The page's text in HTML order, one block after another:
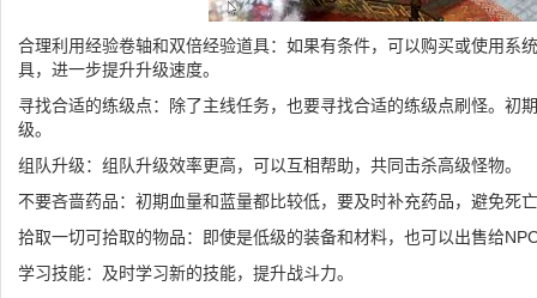
合理利用经验卷轴和双倍经验道具：如果有条件，可以购买或使用系
具，进一步提升升级速度。
寻找合适的练级点：除了主线任务，也要寻找合适的练级点刷怪。初
级。
组队升级：组队升级效率更高，可以互相帮助，共同击杀高级怪物。
不要吝啬药品：初期血量和蓝量都比较低，要及时补充药品，避免死
拾取一切可拾取的物品：即使是低级的装备和材料，也可以出售给
学习技能：及时学习新的技能，提升战斗力。